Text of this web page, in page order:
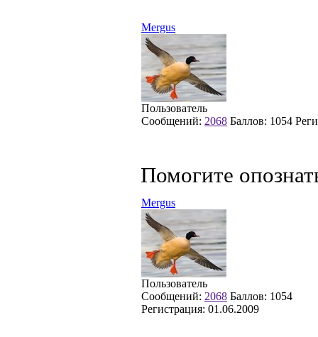
Mergus
Пользователь
Сообщений: 2068 Баллов: 1054
Помогите
Mergus
Пользователь
Сообщений: 2068 Баллов: 1054
Регистрация: 01.06.2009